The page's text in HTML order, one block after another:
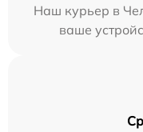
Наш курьер в
ваше